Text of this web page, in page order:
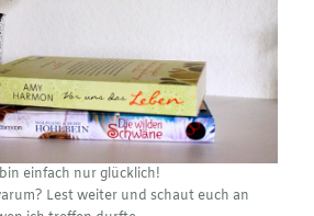
einfach nur glücklich!
Lest weiter und schaut euch an